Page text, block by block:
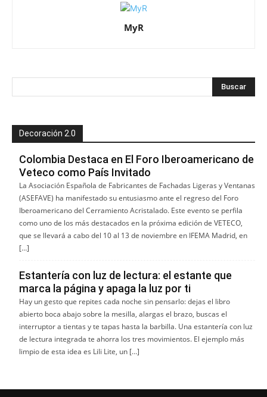
MyR
Decoración 2.0
Colombia Destaca en El Foro Iberoamericano de
Veteco como País Invitado
La Asociación Española de Fabricantes de Fachadas Ligeras y Ventanas
(ASEFAVE) ha manifestado su entusiasmo ante el regreso del Foro
Iberoamericano del Cerramiento Acristalado. Este evento se perfila
como uno de los más destacados en la próxima edición de VETECO,
que se llevará a cabo del 10 al 13 de noviembre en IFEMA Madrid, en
[…]
Estantería con luz de lectura: el estante que
marca la página y apaga la luz por ti
Hay un gesto que repites cada noche sin pensarlo: dejas el libro
abierto boca abajo sobre la mesilla, alargas el brazo, buscas el
interruptor a tientas y te tapas hasta la barbilla. Una estantería con luz
de lectura integrada te ahorra los tres movimientos. El ejemplo más
limpio de esta idea es Lili Lite, un […]